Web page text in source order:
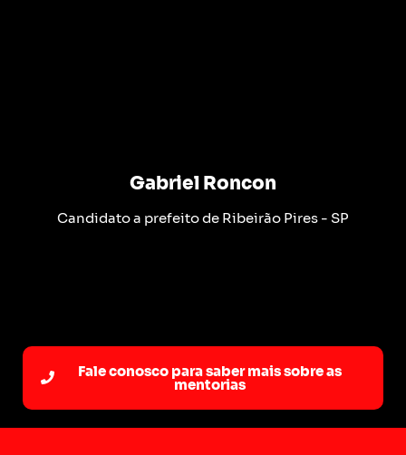
Gabriel Roncon
Candidato a prefeito de Ribeirão Pires - SP
Fale conosco para saber mais sobre as
mentorias